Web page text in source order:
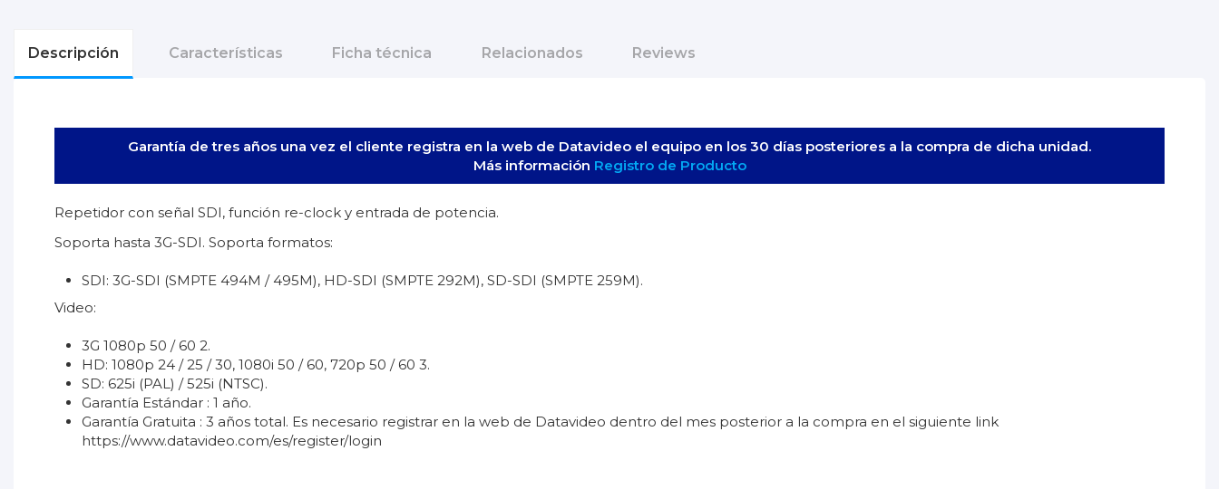
Descripción Características Ficha técnica Relacionados Reviews
Garantía de tres años una vez el cliente registra en la web de Datavideo el equipo en los 30 días posteriores a la compra de dicha unidad.
Más información Registro de Producto
Repetidor con señal SDI, función re-clock y entrada de potencia.
Soporta hasta 3G-SDI. Soporta formatos:
SDI: 3G-SDI (SMPTE 494M / 495M), HD-SDI (SMPTE 292M), SD-SDI (SMPTE 259M).
Video:
3G 1080p 50 / 60 2.
HD: 1080p 24 / 25 / 30, 1080i 50 / 60, 720p 50 / 60 3.
SD: 625i (PAL) / 525i (NTSC).
Garantía Estándar : 1 año.
Garantía Gratuita : 3 años total. Es necesario registrar en la web de Datavideo dentro del mes posterior a la compra en el siguiente link
https://www.datavideo.com/es/register/login